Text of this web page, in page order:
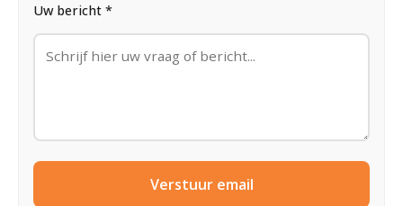
Uw bericht *
Verstuur email